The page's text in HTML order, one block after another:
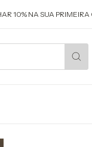
SUA PRIMEIRA COMPRA